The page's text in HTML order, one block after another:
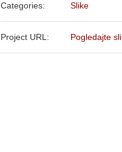
Categories: Slike
Project URL: Pogledajte